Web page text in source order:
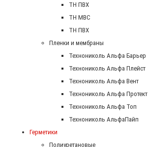
TH ПВХ
ТН МВС
ТН ПВХ
Пленки и мембраны
Технониколь Альфа Барьер
Технониколь Альфа Плейст
Технониколь Альфа Вент
Технониколь Альфа Протект
Технониколь Альфа Топ
Технониколь АльфаПайп
Герметики
Полиуретановые